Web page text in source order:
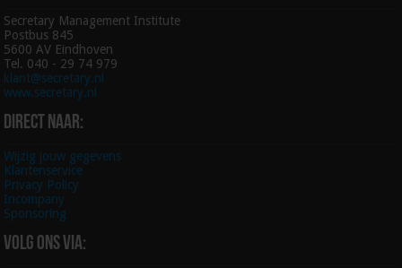
Secretary Management Institute
Postbus 845
5600 AV Eindhoven
Tel. 040 - 29 74 979
klant@secretary.nl
www.secretary.nl
Direct naar:
Wijzig jouw gegevens
Klantenservice
Privacy Policy
Incompany
Sponsoring
Volg ons via: